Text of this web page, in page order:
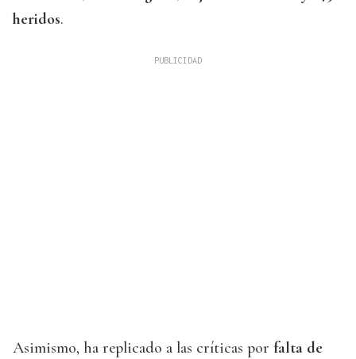
heridos.
Asimismo, ha replicado a las críticas por falta de